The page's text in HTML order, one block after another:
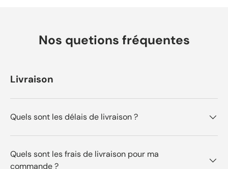
Nos quetions fréquentes
Livraison
Quels sont les délais de livraison ?
Quels sont les frais de livraison pour ma
commande ?